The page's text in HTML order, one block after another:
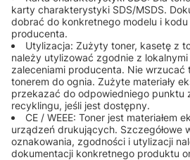
karty charakterystyki SDS/MSDS.
dobrać do konkretnego modelu i
producenta.
Utylizacja: Zużyty toner, kasetę z
należy utylizować zgodnie z
zaleceniami producenta. Nie wrzucać
tonerem do ognia. Zużyte materiały
przekazać do odpowiedniego punktu
recyklingu, jeśli jest dostępny.
CE / WEEE: Toner jest materiałem
urządzeń drukujących. Szczegółowe
oznakowania, zgodności i utylizacji
dokumentacji konkretnego produktu